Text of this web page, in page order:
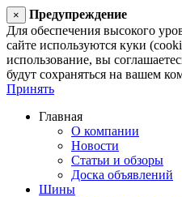
×
Предупреждение
Для обеспечения высокого
сайте используются куки
использование, вы
будут сохраняться на вашем
Принять
Главная
О компании
Новости
Статьи и обзоры
Доска объявлений
Шины